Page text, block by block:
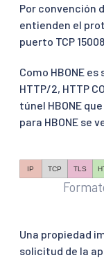
Por convención
entienden el
puerto TCP 15008.
Como HBONE
HTTP/2, HTTP
túnel HBONE
para HBONE se
Una propiedad
solicitud de la